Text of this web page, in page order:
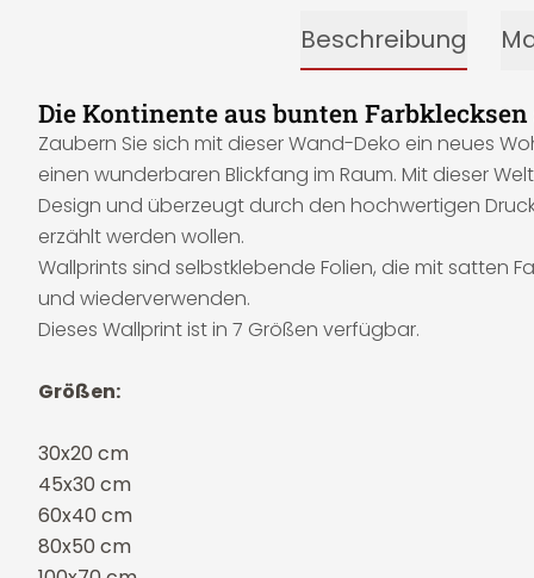
Beschreibung
Die Kontinente aus bunten
Zaubern Sie sich mit dieser Wand-Deko ein neues
einen wunderbaren Blickfang im Raum. Mit dieser
Design und überzeugt durch den hochwertigen
erzählt werden wollen.
Wallprints sind selbstklebende Folien, die mit satten
und wiederverwenden.
Dieses Wallprint ist in 7 Größen verfügbar.
Größen:
30x20 cm
45x30 cm
60x40 cm
80x50 cm